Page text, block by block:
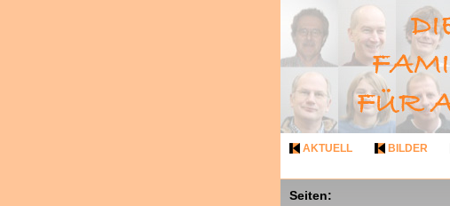
AKTUELL BILDER
Seiten: